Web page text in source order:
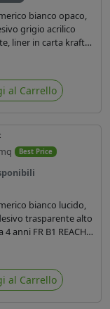
bianco opaco,
grigio acrilico
liner in carta kraft
mq. Durata 3
FR B1, conforme
con ink
uv e latex (
al Carrello
Best Price
bianco lucido,
trasparente alto
anni FR B1 REACH
solvente ecosolvente
in carta KRAFT
135gr. brand
al Carrello